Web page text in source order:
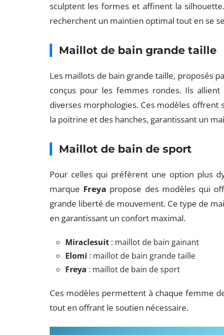
sculptent les formes et affinent la
recherchent un maintien optimal tout en se
Maillot de bain grande taille
Les maillots de bain grande taille, proposés
conçus pour les femmes rondes. Ils
diverses morphologies. Ces modèles
la poitrine et des hanches, garantissant un
Maillot de bain de sport
Pour celles qui préfèrent une option plus
marque Freya propose des modèles qui
grande liberté de mouvement. Ce type de
en garantissant un confort maximal.
Miraclesuit : maillot de bain gainant
Elomi : maillot de bain grande taille
Freya : maillot de bain de sport
Ces modèles permettent à chaque femme
tout en offrant le soutien nécessaire.